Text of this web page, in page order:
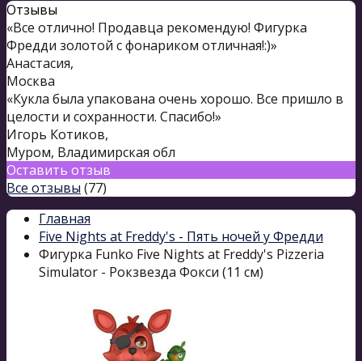
Отзывы
«Все отлично! Продавца рекомендую! Фигурка
Фредди золотой с фонариком отличная!:)»
Анастасия,
Москва
«Кукла была упакована очень хорошо. Все пришло в
целости и сохранности. Спасибо!»
Игорь Котиков,
Муром, Владимирская обл
Оставить отзыв
Все отзывы (77)
Главная
Five Nights at Freddy's - Пять ночей у Фредди
Фигурка Funko Five Nights at Freddy's Pizzeria
Simulator - Рокзвезда Фокси (11 см)